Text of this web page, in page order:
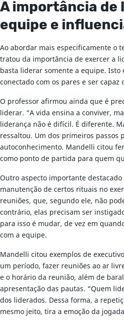
A importância de
equipe e
Ao abordar mais especificamente o
tratou da importância de exercer a
basta liderar somente a equipe. Isto
conectado com os pares e ser
O professor afirmou ainda que é
liderar. “A vida ensina a conviver,
liderança não é difícil. É diferente.
ressaltou. Um dos primeiros passos
autoconhecimento. Mandelli citou
como ponto de partida para quem
Outro aspecto importante
manutenção de certos rituais no
reuniões, que, segundo ele, não
contrário, elas precisam ser
para isso é mudar, de vez em
com a equipe.
Mandelli citou exemplos de
um período, fazer reuniões ao ar
e o horário da reunião, além de
apresentação das pautas. “Quem
dos liderados. Dessa forma, a
mesmo jeito, tira a emoção da